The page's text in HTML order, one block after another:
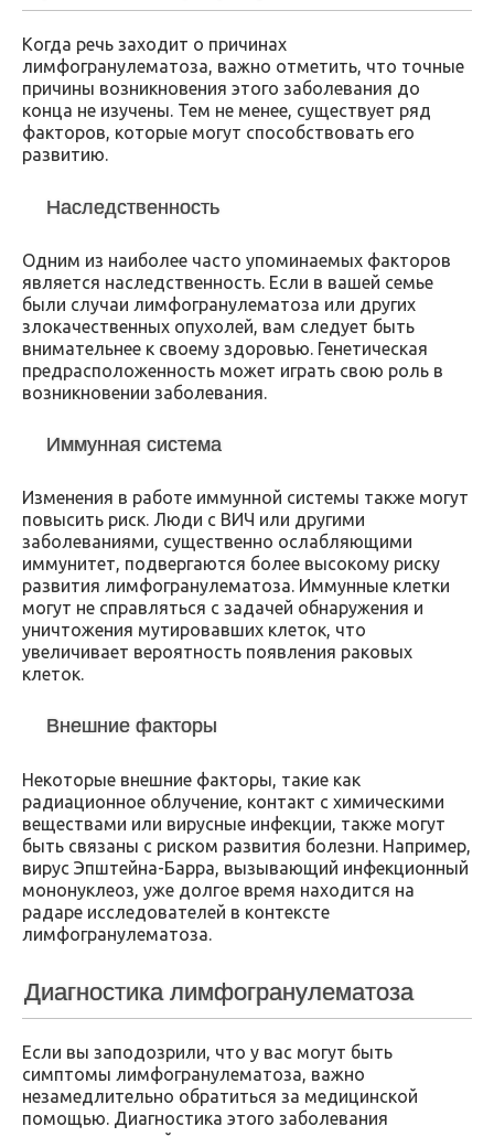
Когда речь заходит о причинах
лимфогранулематоза, важно отметить, что точные
причины возникновения этого заболевания до
конца не изучены. Тем не менее, существует ряд
факторов, которые могут способствовать его
развитию.
Наследственность
Одним из наиболее часто упоминаемых факторов
является наследственность. Если в вашей семье
были случаи лимфогранулематоза или других
злокачественных опухолей, вам следует быть
внимательнее к своему здоровью. Генетическая
предрасположенность может играть свою роль в
возникновении заболевания.
Иммунная система
Изменения в работе иммунной системы также могут
повысить риск. Люди с ВИЧ или другими
заболеваниями, существенно ослабляющими
иммунитет, подвергаются более высокому риску
развития лимфогранулематоза. Иммунные клетки
могут не справляться с задачей обнаружения и
уничтожения мутировавших клеток, что
увеличивает вероятность появления раковых
клеток.
Внешние факторы
Некоторые внешние факторы, такие как
радиационное облучение, контакт с химическими
веществами или вирусные инфекции, также могут
быть связаны с риском развития болезни. Например,
вирус Эпштейна-Барра, вызывающий инфекционный
мононуклеоз, уже долгое время находится на
радаре исследователей в контексте
лимфогранулематоза.
Диагностика лимфогранулематоза
Если вы заподозрили, что у вас могут быть
симптомы лимфогранулематоза, важно
незамедлительно обратиться за медицинской
помощью. Диагностика этого заболевания